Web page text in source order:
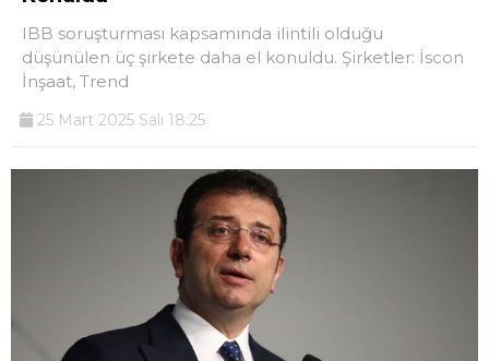
IBB soruşturması kapsamında ilintili olduğu
düşünülen üç şirkete daha el konuldu. Şirketler: İscon
İnşaat, Trend
25 Mart 2025 Salı 18:25